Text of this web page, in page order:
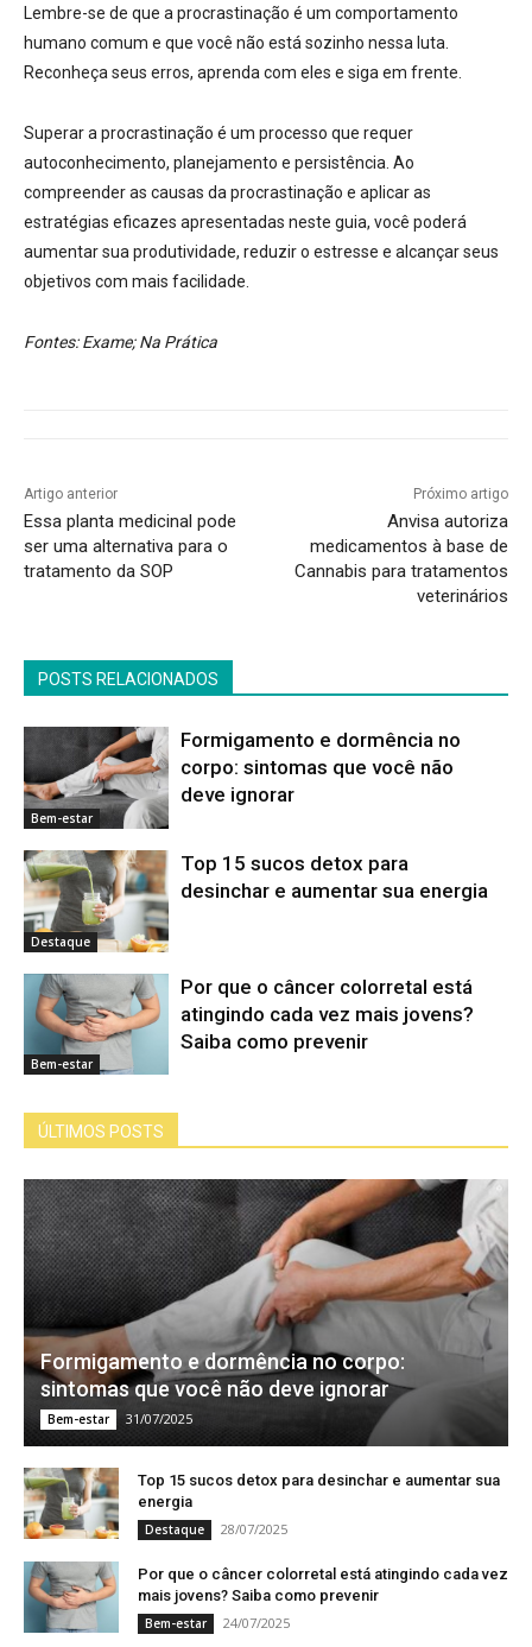
Lembre-se de que a procrastinação é um comportamento
humano comum e que você não está sozinho nessa luta.
Reconheça seus erros, aprenda com eles e siga em frente.
Superar a procrastinação é um processo que requer
autoconhecimento, planejamento e persistência. Ao
compreender as causas da procrastinação e aplicar as
estratégias eficazes apresentadas neste guia, você poderá
aumentar sua produtividade, reduzir o estresse e alcançar seus
objetivos com mais facilidade.
Fontes: Exame; Na Prática
Artigo anterior
Essa planta medicinal pode
ser uma alternativa para o
tratamento da SOP
Próximo artigo
Anvisa autoriza
medicamentos à base de
Cannabis para tratamentos
veterinários
POSTS RELACIONADOS
Bem-estar
Formigamento e dormência no
corpo: sintomas que você não
deve ignorar
Destaque
Top 15 sucos detox para
desinchar e aumentar sua energia
Bem-estar
Por que o câncer colorretal está
atingindo cada vez mais jovens?
Saiba como prevenir
ÚLTIMOS POSTS
Formigamento e dormência no corpo:
sintomas que você não deve ignorar
Bem-estar 31/07/2025
Top 15 sucos detox para desinchar e aumentar sua
energia
Destaque 28/07/2025
Por que o câncer colorretal está atingindo cada vez
mais jovens? Saiba como prevenir
Bem-estar 24/07/2025